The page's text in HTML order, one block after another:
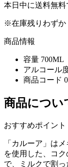
本日中に送料無料
※在庫残りわずか
商品情報
容量 700ML
アルコール
商品コード
商品につい
おすすめポイント
「カルーア」は
を使用した、コ
で、ミルクで割